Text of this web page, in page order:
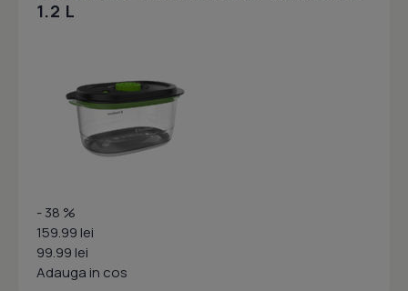
1.2 L
- 38 %
159.99 lei
99.99 lei
Adauga in cos